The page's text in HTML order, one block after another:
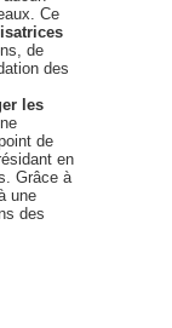
Ce
de
des
les
de
en
Grâce à
une
des